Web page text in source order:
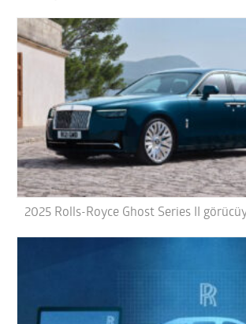
2025 Rolls-Royce Ghost Series II